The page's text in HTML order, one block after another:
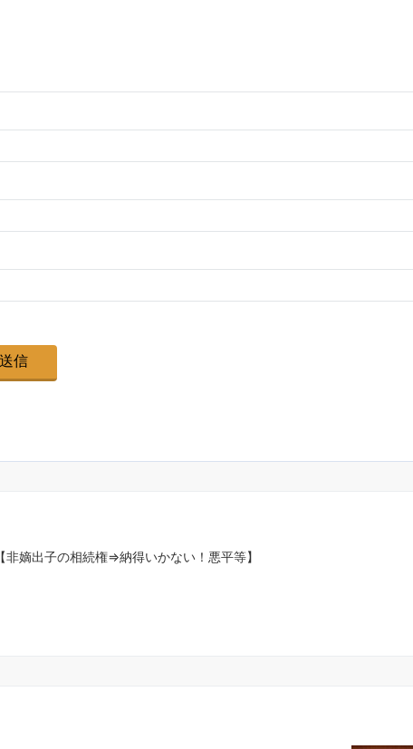
【非嫡出子の相続権⇒納得いかない！悪平等】